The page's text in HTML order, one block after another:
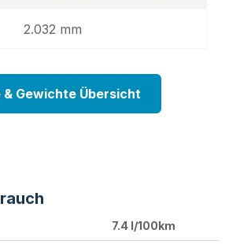
2.032 mm
& Gewichte Übersicht
7.4 l/100km